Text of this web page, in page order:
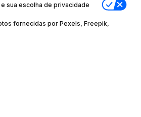
sua escolha de privacidade
fornecidas por Pexels, Freepik,